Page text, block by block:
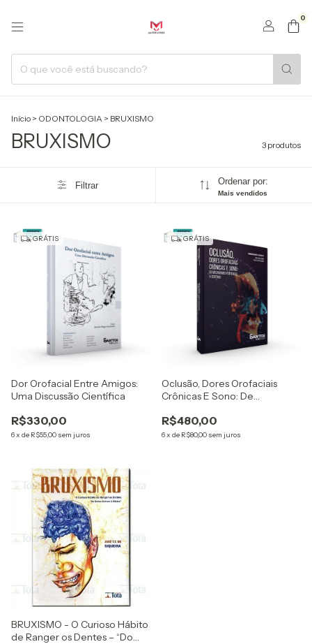
0
Início > ODONTOLOGIA > BRUXISMO
BRUXISMO 3 produtos
Filtrar Ordenar por:
Mais vendidos
GRÁTIS
Dor Orofacial Entre Amigos:
Uma Discussão Científica
R$330,00
6x de R$55,00 sem juros
GRÁTIS
Oclusão, Dores Orofaciais
Crônicas E Sono: De
Centrais
R$480,00
6x de R$80,00 sem juros
BRUXISMO - O Curioso Hábito
de Ranger os Dentes – “Do